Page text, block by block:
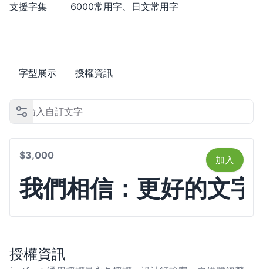
支援字集
6000常用字、日文常用字
字型展示 授權資訊
$3,000 加入
我們相信：更好的文
授權資訊